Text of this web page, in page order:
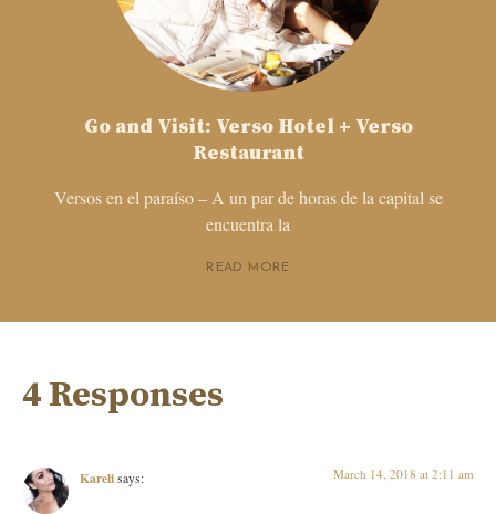
Go and Visit: Verso Hotel + Verso
Restaurant
Versos en el paraíso – A un par de horas de la capital se
encuentra la
READ MORE
4 Responses
Kareli says: March 14, 2018 at 2:11 am